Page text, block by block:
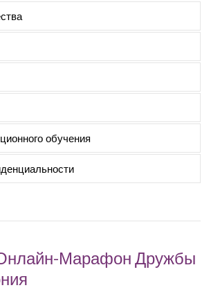
обучения
Марафон Дружбы